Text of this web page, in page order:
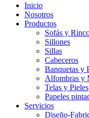
Inicio
Nosotros
Productos
Sofás y
Sillones
Sillas
Cabeceros
Banquetas y
Alfombras y
Telas y Pieles
Papeles
Servicios
Diseño-